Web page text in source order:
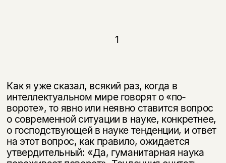
1
Как я уже сказал, всякий раз, когда в
интеллектуальном мире говорят о «по­
вороте», то явно или неявно ставится вопрос
о современной ситуации в науке, конкретнее,
о господствующей в науке тенденции, и ответ
на этот вопрос, как правило, ожидается
утвердительный: «Да, гуманитарная наука